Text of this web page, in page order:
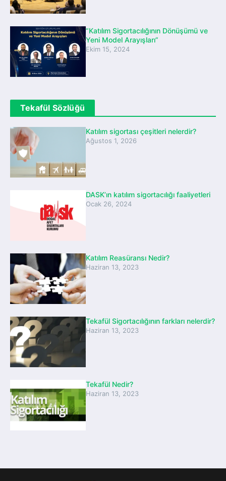
“Katılım Sigortacılığının Dönüşümü ve
Yeni Model Arayışları”
Ekim 15, 2024
Tekafül Sözlüğü
Katılım sigortası çeşitleri nelerdir?
Ağustos 1, 2026
DASK’ın katılım sigortacılığı faaliyetleri
Ocak 26, 2024
Katılım Reasüransı Nedir?
Haziran 13, 2023
Tekafül Sigortacılığının farkları nelerdir?
Haziran 13, 2023
Tekafül Nedir?
Haziran 13, 2023